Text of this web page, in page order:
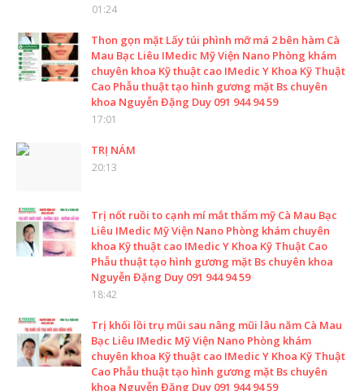
01:24
Thon gọn mặt Lấy túi phình mỡ má 2 bên hàm Cà
Mau Bạc Liêu IMedic Mỹ Viện Nano Phòng khám
chuyên khoa Kỹ thuật cao IMedic Y Khoa Kỹ Thuật
Cao Phẫu thuật tạo hình gương mặt Bs chuyên
khoa Nguyễn Đặng Duy 091 944 94 59
17:01
TRỊ NÁM
20:13
Trị nốt ruồi to cạnh mí mắt thẩm mỹ Cà Mau Bạc
Liêu IMedic Mỹ Viện Nano Phòng khám chuyên
khoa Kỹ thuật cao IMedic Y Khoa Kỹ Thuật Cao
Phẫu thuật tạo hình gương mặt Bs chuyên khoa
Nguyễn Đặng Duy 091 944 94 59
18:42
Trị khối lồi trụ mũi sau nâng mũi lâu năm Cà Mau
Bạc Liêu IMedic Mỹ Viện Nano Phòng khám
chuyên khoa Kỹ thuật cao IMedic Y Khoa Kỹ Thuật
Cao Phẫu thuật tạo hình gương mặt Bs chuyên
khoa Nguyễn Đặng Duy 091 944 94 59